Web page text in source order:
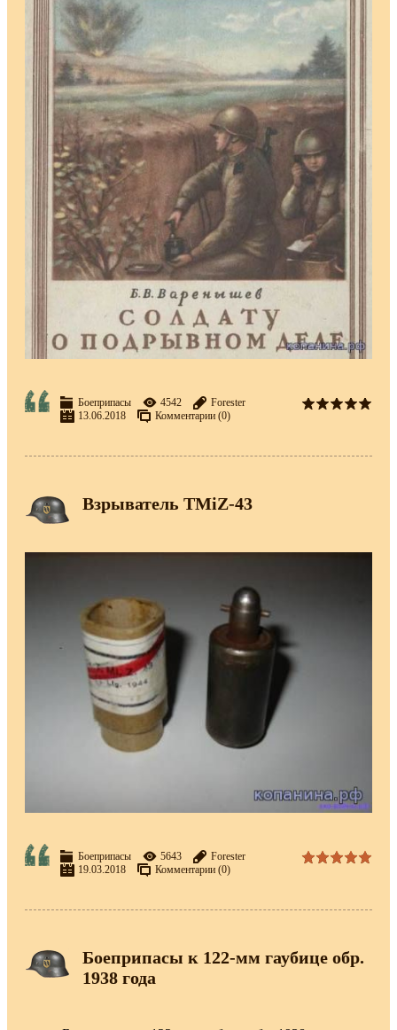
Боеприпасы 4542
Forester
13.06.2018
Комментарии (0)
Взрыватель TMiZ-43
Боеприпасы 5643
Forester
19.03.2018
Комментарии (0)
Боеприпасы к 122-мм гаубице обр.
1938 года